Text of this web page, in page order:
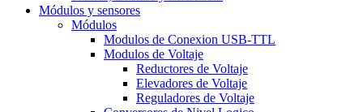
Módulos y sensores
Módulos
Modulos de Conexion USB-TTL
Modulos de Voltaje
Reductores de Voltaje
Elevadores de Voltaje
Reguladores de Voltaje